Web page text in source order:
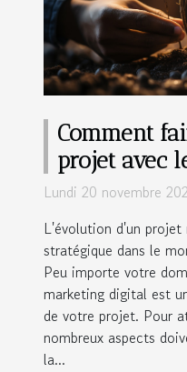
Comment
projet avec
digital ?
Lundi 20 novembre
L'évolution d'un
stratégique dans le
Peu importe votre
marketing digital est
de votre projet. Pour
nombreux aspects
la...